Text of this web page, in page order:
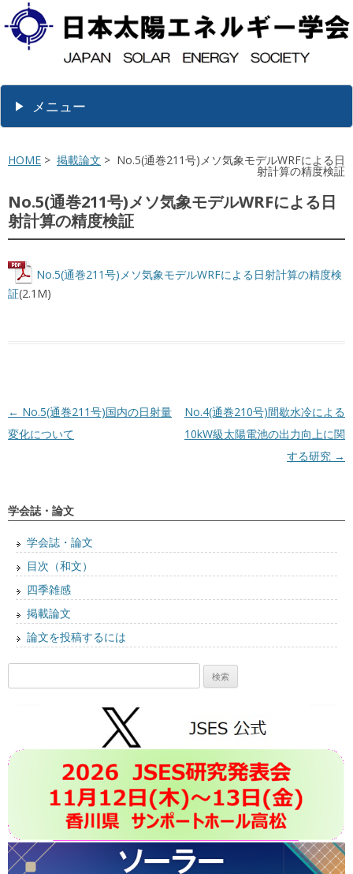
メニュー
HOME > 掲載論文 > No.5(通巻211号)メソ気象モデルWRFによる日
射計算の精度検証
No.5(通巻211号)メソ気象モデルWRFによる日
射計算の精度検証
No.5(通巻211号)メソ気象モデルWRFによる日射計算の精度検
証(2.1M)
投稿ナビゲーション
← No.5(通巻211号)国内の日射量
変化について
No.4(通巻210号)間歇水冷による
10kW級太陽電池の出力向上に関
する研究 →
学会誌・論文
学会誌・論文
目次（和文）
四季雑感
掲載論文
論文を投稿するには
索: